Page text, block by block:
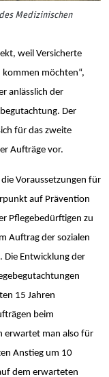
Medizinischen
weil Versicherte
kommen möchten“,
anlässlich der
Der
für das zweite
Aufträge vor.
Voraussetzungen für
auf Prävention
Pflegebedürftigen zu
Auftrag der sozialen
Die Entwicklung der
15 Jahren
beim
erwartet man also für
Anstieg um 10
dem erwarteten